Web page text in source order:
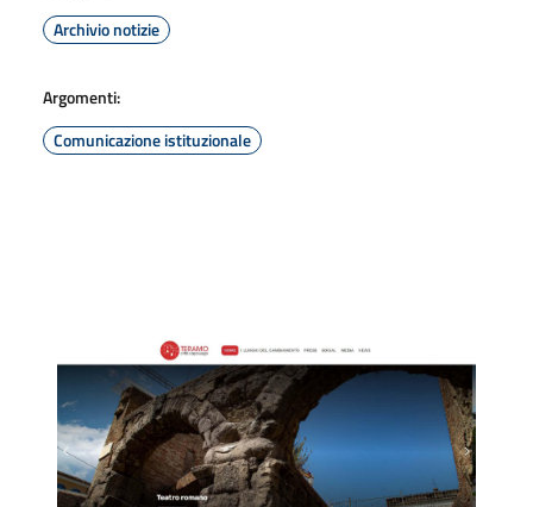
Archivio notizie
Argomenti:
Comunicazione istituzionale